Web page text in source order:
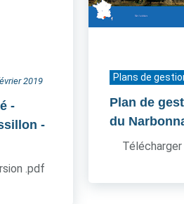
2019
-
-
.pdf
Plans de
Plan de
du